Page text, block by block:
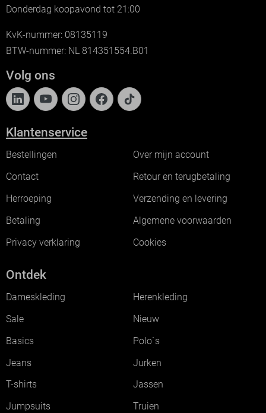
Donderdag koopavond tot 21:00
KvK-nummer: 08135119
BTW-nummer: NL 814351554.B01
Volg ons
Klantenservice
Bestellingen
Over mijn account
Contact
Retour en terugbetaling
Herroeping
Verzending en levering
Betaling
Algemene voorwaarden
Privacy verklaring
Cookies
Ontdek
Dameskleding
Herenkleding
Sale
Nieuw
Basics
Polo`s
Jeans
Jurken
T-shirts
Jassen
Jumpsuits
Truien